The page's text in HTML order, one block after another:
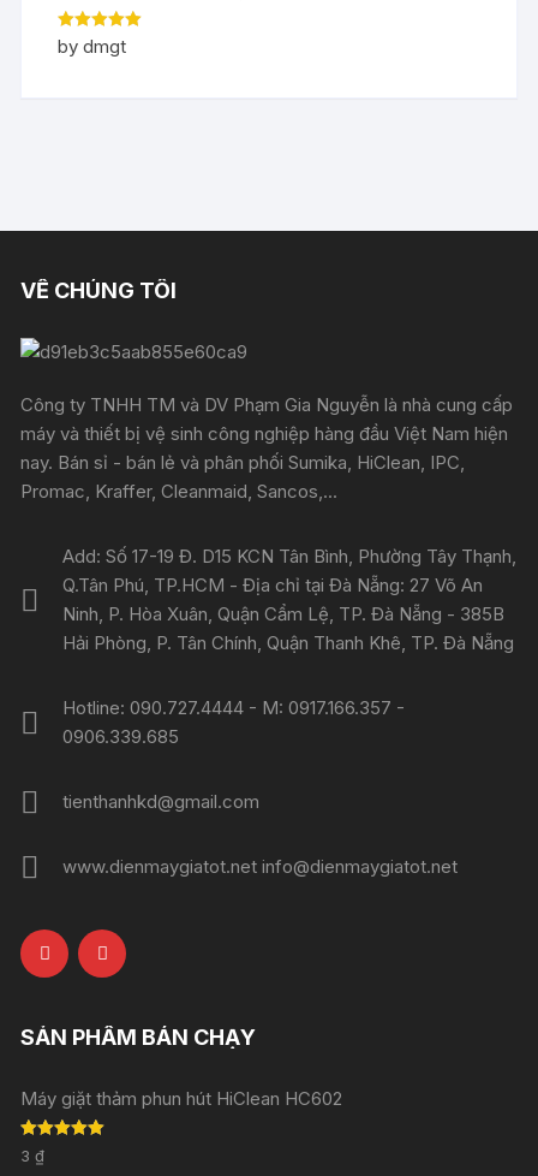
Rated5out
of 5
by dmgt
VỀ CHÚNG TÔI
Công ty TNHH TM và DV Phạm Gia Nguyễn là nhà cung cấp
máy và thiết bị vệ sinh công nghiệp hàng đầu Việt Nam hiện
nay. Bán sỉ - bán lẻ và phân phối Sumika, HiClean, IPC,
Promac, Kraffer, Cleanmaid, Sancos,...
Add: Số 17-19 Đ. D15 KCN Tân Bình, Phường Tây Thạnh,
Q.Tân Phú, TP.HCM - Địa chỉ tại Đà Nẵng: 27 Võ An
Ninh, P. Hòa Xuân, Quận Cẩm Lệ, TP. Đà Nẵng - 385B
Hải Phòng, P. Tân Chính, Quận Thanh Khê, TP. Đà Nẵng
Hotline: 090.727.4444 - M: 0917.166.357 -
0906.339.685
tienthanhkd@gmail.com
www.dienmaygiatot.net info@dienmaygiatot.net
SẢN PHẨM BÁN CHẠY
Máy giặt thảm phun hút HiClean HC602
Rated
out of 5
3₫